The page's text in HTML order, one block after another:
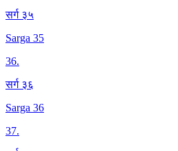
सर्ग ३५
Sarga 35
36.
सर्ग ३६
Sarga 36
37.